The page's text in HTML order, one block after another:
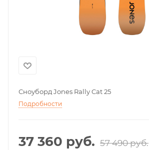
Сноуборд Jones Rally Cat 25
Подробности
37 360 руб. 57 490руб.